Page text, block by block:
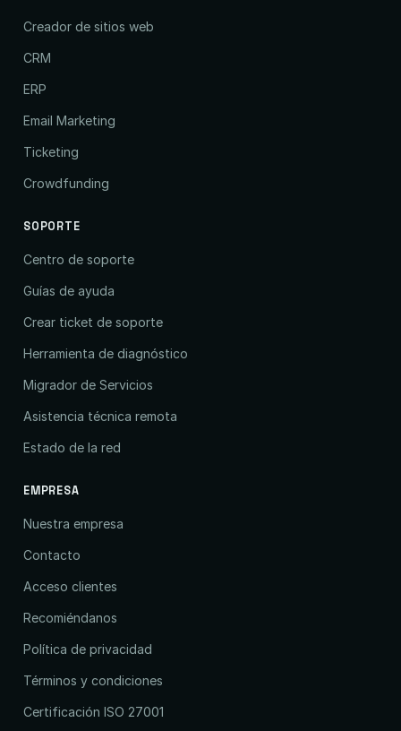
Creador de sitios web
CRM
ERP
Email Marketing
Ticketing
Crowdfunding
SOPORTE
Centro de soporte
Guías de ayuda
Crear ticket de soporte
Herramienta de diagnóstico
Migrador de Servicios
Asistencia técnica remota
Estado de la red
EMPRESA
Nuestra empresa
Contacto
Acceso clientes
Recomiéndanos
Política de privacidad
Términos y condiciones
Certificación ISO 27001